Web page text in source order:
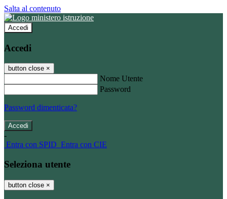
Salta al contenuto
Accedi
Accedi
button close ×
Nome Utente
Password
Password dimenticata?
-
Entra con SPID Entra con CIE
Seleziona utente
button close ×